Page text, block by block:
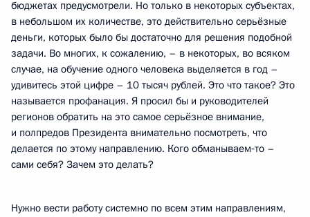
бюджетах предусмотрели. Но только в некоторых субъектах,
в небольшом их количестве, это действительно серьёзные
деньги, которых было бы достаточно для решения подобной
задачи. Во многих, к сожалению, – в некоторых, во всяком
случае, на обучение одного человека выделяется в год –
удивитесь этой цифре – 10 тысяч рублей. Это что такое? Это
называется профанация. Я просил бы и руководителей
регионов обратить на это самое серьёзное внимание,
и полпредов Президента внимательно посмотреть, что
делается по этому направлению. Кого обманываем‑то –
сами себя? Зачем это делать?
Нужно вести работу системно по всем этим направлениям,